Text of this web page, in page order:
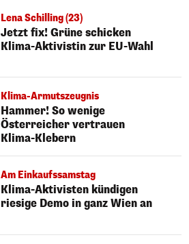
Lena Schilling (23)
Jetzt fix! Grüne schicken
Klima-Aktivistin zur EU-Wahl
Klima-Armutszeugnis
Hammer! So wenige
Österreicher vertrauen
Klima-Klebern
Am Einkaufssamstag
Klima-Aktivisten kündigen
riesige Demo in ganz Wien an